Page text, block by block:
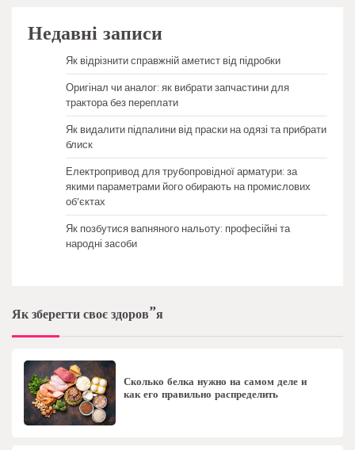
Недавні записи
Як відрізнити справжній аметист від підробки
Оригінал чи аналог: як вибрати запчастини для
трактора без переплати
Як видалити підпалини від праски на одязі та прибрати
блиск
Електропривод для трубопровідної арматури: за
якими параметрами його обирають на промислових
об’єктах
Як позбутися вапняного нальоту: професійні та
народні засоби
Як зберегти своє здоров”я
Сколько белка нужно на самом деле и
как его правильно распределить